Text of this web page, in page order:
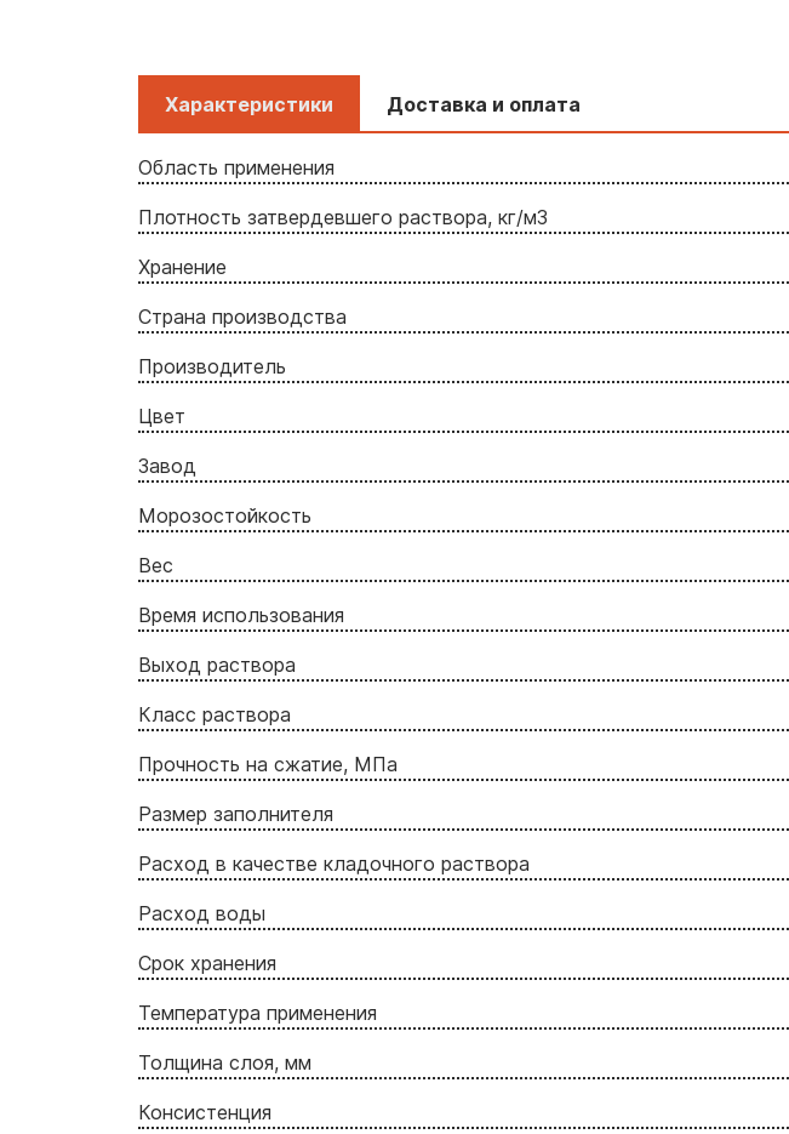
Характеристики Доставка и оплата
Область применения
Плотность затвердевшего раствора, кг/м3
Хранение
Страна производства
Производитель
Цвет
Завод
Морозостойкость
Вес
Время использования
Выход раствора
Класс раствора
Прочность на сжатие, МПа
Размер заполнителя
Расход в качестве кладочного раствора
Расход воды
Срок хранения
Температура применения
Толщина слоя, мм
Консистенция